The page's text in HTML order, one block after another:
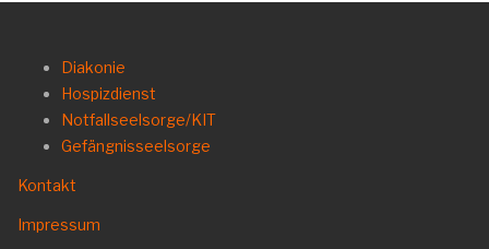
Diakonie
Hospizdienst
Notfallseelsorge/KIT
Gefängnisseelsorge
Kontakt
Impressum